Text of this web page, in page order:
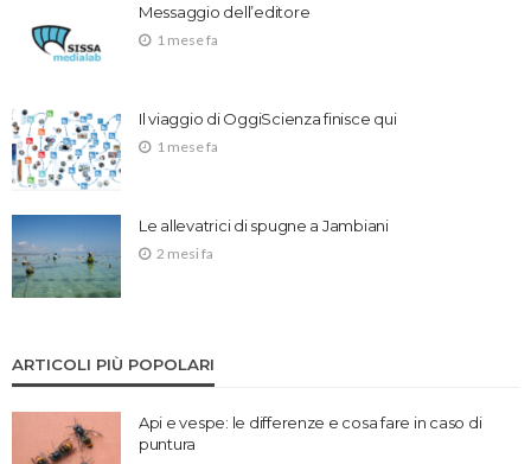
Messaggio dell’editore
1 mese fa
Il viaggio di OggiScienza finisce qui
1 mese fa
Le allevatrici di spugne a Jambiani
2 mesi fa
ARTICOLI PIÙ POPOLARI
Api e vespe: le differenze e cosa fare in caso di
puntura